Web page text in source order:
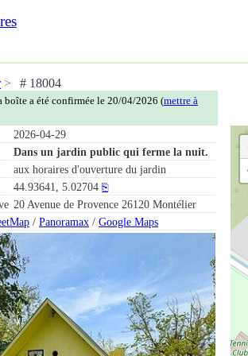
# 18004
boîte a été confirmée le 20/04/2026 (mettre à
2026-04-29
Dans un jardin public qui ferme la nuit.
aux horaires d'ouverture du jardin
44.93641, 5.02704 ⎘
20 Avenue de Provence 26120 Montélier
/ Panoramax / Google Maps